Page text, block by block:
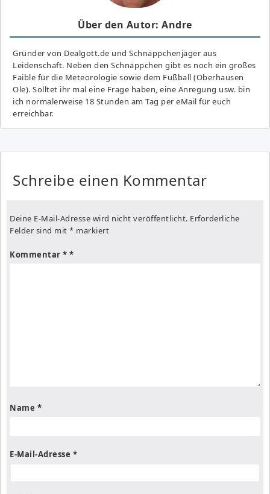
Über den Autor: Andre
Gründer von Dealgott.de und Schnäppchenjäger aus
Leidenschaft. Neben den Schnäppchen gibt es noch ein großes
Fai­ble für die Meteorologie sowie dem Fußball (Oberhausen
Ole). Solltet ihr mal eine Frage haben, eine Anregung usw. bin
ich normalerweise 18 Stunden am Tag per eMail für euch
erreichbar.
Schreibe einen Kommentar
Deine E-Mail-Adresse wird nicht veröffentlicht. Erforderliche
Felder sind mit * markiert
Kommentar *
Name *
E-Mail-Adresse *